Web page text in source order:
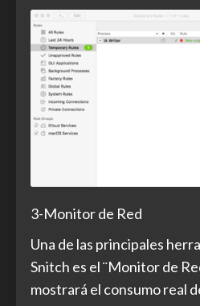
3-Monitor de Red
Una de las principales
Snitch es el ¨Monitor de
mostrará el consumo real